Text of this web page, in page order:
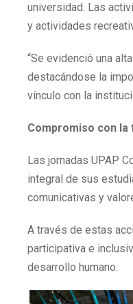
universidad. Las
y actividades
“Se evidenció una
destacándose la
vínculo con la
Compromiso con
Las jornadas UPAP
integral de sus
comunicativas y
A través de estas
participativa e
desarrollo humano.